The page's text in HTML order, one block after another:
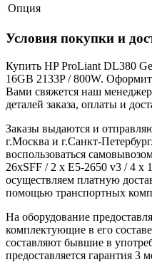
Опция
Условия покупки и
Купить HP ProLiant DL380
16GB 2133P / 800W.
Вами свяжется наш
деталей заказа, оплаты и
Заказы выдаются и
г.Москва и г.Санкт-
воспользоваться
26xSFF / 2 x E5-2650 v3 / 4 x
осуществляем платную
помощью транспортных
На оборудование
комплектующие в его
составляют бывшие в
предоставляется гарантия 3